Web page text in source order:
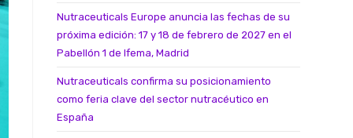
Nutraceuticals Europe anuncia las fechas de su
próxima edición: 17 y 18 de febrero de 2027 en el
Pabellón 1 de Ifema, Madrid
Nutraceuticals confirma su posicionamiento
como feria clave del sector nutracéutico en
España